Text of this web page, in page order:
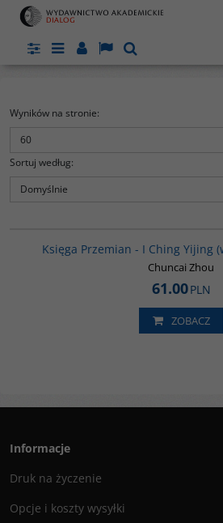
PanelMenuPanelLangSzukaj
Wyników na stronie:
Sortuj według:
Księga Przemian - I Ching Yijing
Chuncai Zhou
61.00PLN
ZOBACZ
Informacje
Druk na życzenie
Opcje i koszty wysyłki